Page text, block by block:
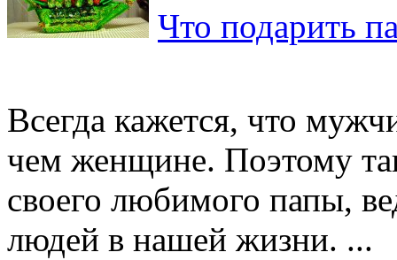
Что подарить
Всегда кажется, что
чем женщине. Поэтому
своего любимого папы,
людей в нашей жизни. ...